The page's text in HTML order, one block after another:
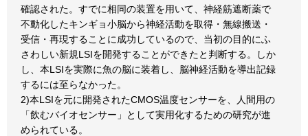
確認された。すでに相同の装置を用いて、神経筋遮断薬で
不動化したキンギョ小脳から神経活動を取得・無線搬送・
受信・再現することに成功しているので、当初の目的にふ
さわしい新規LSIを開発することができたと判断する。しか
し、本LSIを実際に魚の脳に装着し、脳神経活動を導出記録
するには至らなかった。
2)本LSIを元に開発されたCMOS温度センサーを、人間用の
「飲むバイオセンサー」として実用化するための研究が進
められている。